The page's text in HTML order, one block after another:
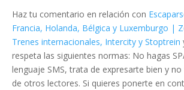
Haz tu comentario en relación con
Francia, Holanda, Bélgica y Luxemburgo |
Trenes internacionales, Intercity y Stoptrein
respeta las siguientes normas: No hagas
lenguaje SMS, trata de expresarte bien y
de otros lectores. Si quieres ponerte en